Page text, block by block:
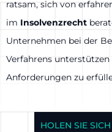
ratsam, sich von
im Insolvenzrecht
Unternehmen bei der
Verfahrens
Anforderungen zu
HOLEN SIE